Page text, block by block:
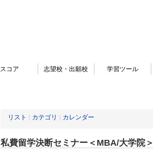
スコア 志望校・出願校 学習ツール
リスト カテゴリ カレンダー
私費留学決断セミナー＜MBA/大学院＞